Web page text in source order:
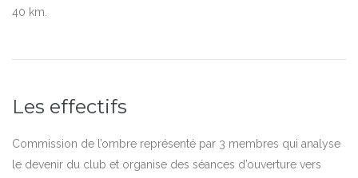
40 km.
Les effectifs
Commission de l’ombre représenté par 3 membres qui analyse
le devenir du club et organise des séances d’ouverture vers